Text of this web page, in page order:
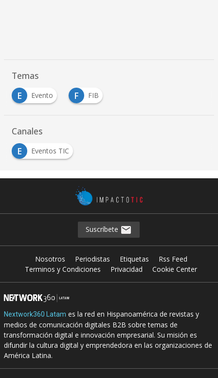
Temas
E
Evento F FIB
Canales
E
Eventos TIC
Suscríbete
Nosotros Periodistas Etiquetas
Rss Feed
Terminos y Condiciones
Privacidad Cookie Center
Nextwork360 Latam es la red en Hispanoamérica de revistas y
medios de comunicación digitales B2B sobre temas de
transformación digital e innovación empresarial. Su misión es
difundir la cultura digital y emprendedora en las organizaciones de
América Latina.